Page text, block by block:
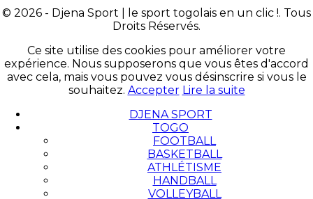
© 2026 - Djena Sport | le sport togolais en un clic !. Tous
Droits Réservés.
Ce site utilise des cookies pour améliorer votre
expérience. Nous supposerons que vous êtes d'accord
avec cela, mais vous pouvez vous désinscrire si vous le
souhaitez. Accepter Lire la suite
DJENA SPORT
TOGO
FOOTBALL
BASKETBALL
ATHLÉTISME
HANDBALL
VOLLEYBALL